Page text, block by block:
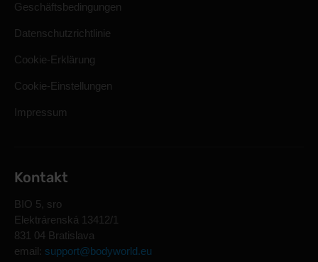
Geschäftsbedingungen
Datenschutzrichtlinie
Cookie-Erklärung
Cookie-Einstellungen
Impressum
Kontakt
BIO 5, sro
Elektrárenská 13412/1
831 04 Bratislava
email: support@bodyworld.eu